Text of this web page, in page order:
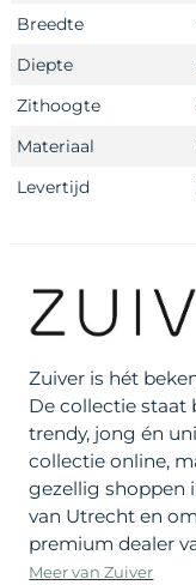
Breedte
Diepte
Zithoogte
Materiaal
Levertijd
Zuiver is hét
De collectie staat
trendy, jong én
collectie online,
gezellig shoppen
van Utrecht en
premium dealer
Meer van Zuiver